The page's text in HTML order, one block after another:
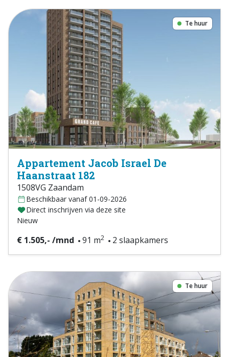
Te huur
Appartement Jacob Israel De
Haanstraat 182
1508VG Zaandam
Beschikbaar vanaf 01-09-2026
Direct inschrijven via deze site
Nieuw
€ 1.505,- /mnd 91 m2 2 slaapkamers
Te huur